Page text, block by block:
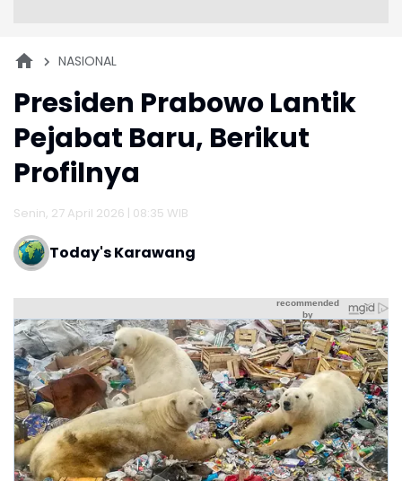
NASIONAL
Presiden Prabowo Lantik
Pejabat Baru, Berikut
Profilnya
Senin, 27 April 2026 | 08:35 WIB
Today's Karawang